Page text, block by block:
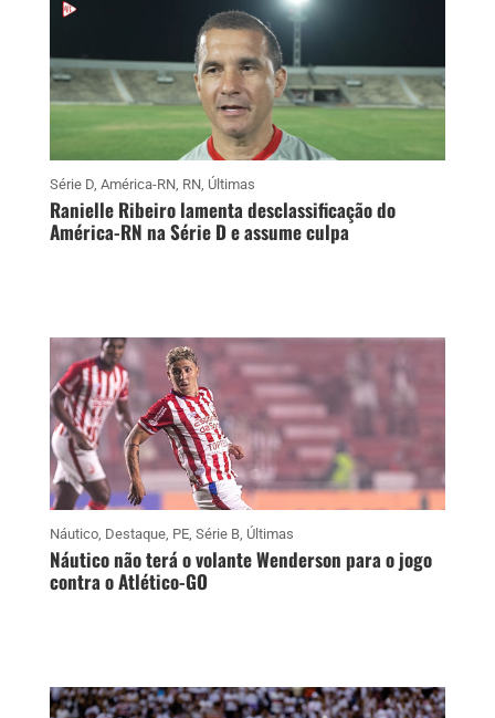
Série D, América-RN, RN, Últimas
Ranielle Ribeiro lamenta desclassificação do
América-RN na Série D e assume culpa
Náutico, Destaque, PE, Série B, Últimas
Náutico não terá o volante Wenderson para o jogo
contra o Atlético-GO